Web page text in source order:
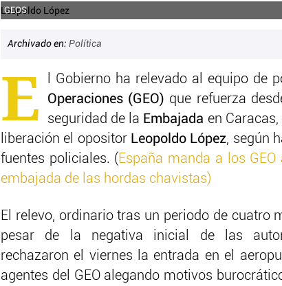
GEOS
Archivado en: Política
E l Gobierno ha relevado al equipo de
Operaciones (GEO) que refuerza
seguridad de la Embajada en
liberación el opositor Leopoldo López, según
fuentes policiales. ( España manda a los
embajada de las hordas chavistas)
El relevo, ordinario tras un periodo de cuatro
pesar de la negativa inicial de las
rechazaron el viernes la entrada en el
agentes del GEO alegando motivos